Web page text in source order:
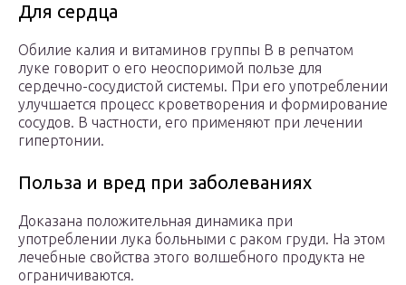
Для сердца
Обилие калия и витаминов группы В в репчатом
луке говорит о его неоспоримой пользе для
сердечно-сосудистой системы. При его употреблении
улучшается процесс кроветворения и формирование
сосудов. В частности, его применяют при лечении
гипертонии.
Польза и вред при заболеваниях
Доказана положительная динамика при
употреблении лука больными с раком груди. На этом
лечебные свойства этого волшебного продукта не
ограничиваются.